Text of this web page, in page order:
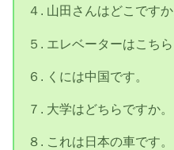
４. 山田さんはどこですか
５. エレベーターはこち
６. くには中国です。
７. 大学はどちらですか。
８. これは日本の車です。